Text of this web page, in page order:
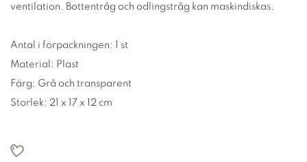
ventilation. Bottentråg och odlingstråg kan maskindiskas.
Antal i förpackningen: 1 st
Material: Plast
Färg: Grå och transparent
Storlek: 21 x 17 x 12 cm